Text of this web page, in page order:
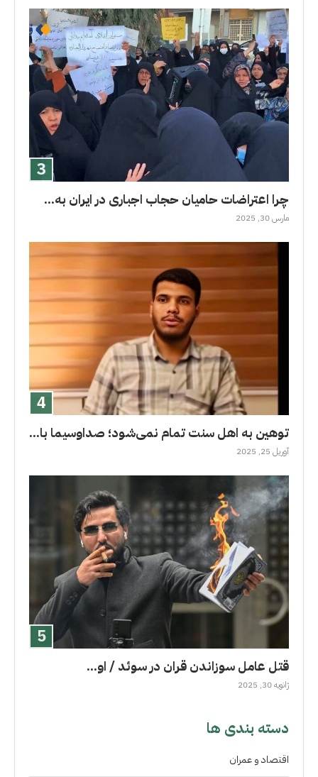
چرا اعتراضات حامیان حجاب اجباری در ایران به...
مارس 30, 2025
توهین به اهل سنت تمام نمی‌شود؛ صداوسیما با...
آوریل 25, 2025
قتل عامل سوزاندن قران در سوئد / او...
ژانویه 30, 2025
دسته بندی ها
اقتصاد و عمران